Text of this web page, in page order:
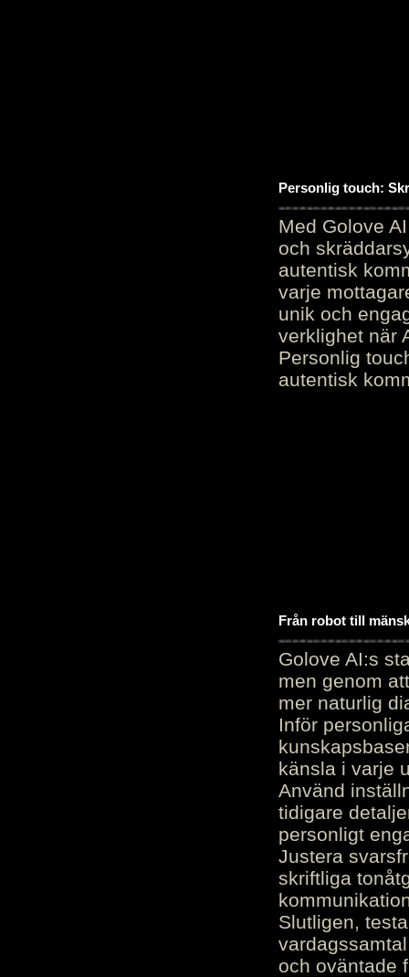
Personlig touch:
Med Golove
och
autentisk
varje
unik och
verklighet när
Personlig
autentisk
Från robot till
Golove AI:s
men genom
mer naturlig
Inför
känsla i varje
Använd
tidigare
personligt
Justera
skriftliga
Slutligen,
och oväntade